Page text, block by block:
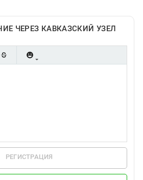
ЧЕРЕЗ КАВКАЗСКИЙ УЗЕЛ
РЕГИСТРАЦИЯ